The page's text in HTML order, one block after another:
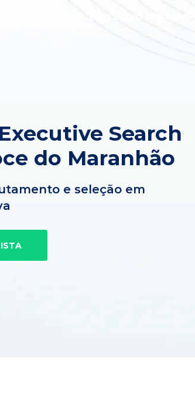
Search
do Maranhão
e seleção em